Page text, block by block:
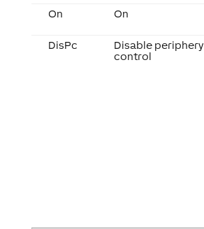
On
On
DisPc
Disable periphery
control